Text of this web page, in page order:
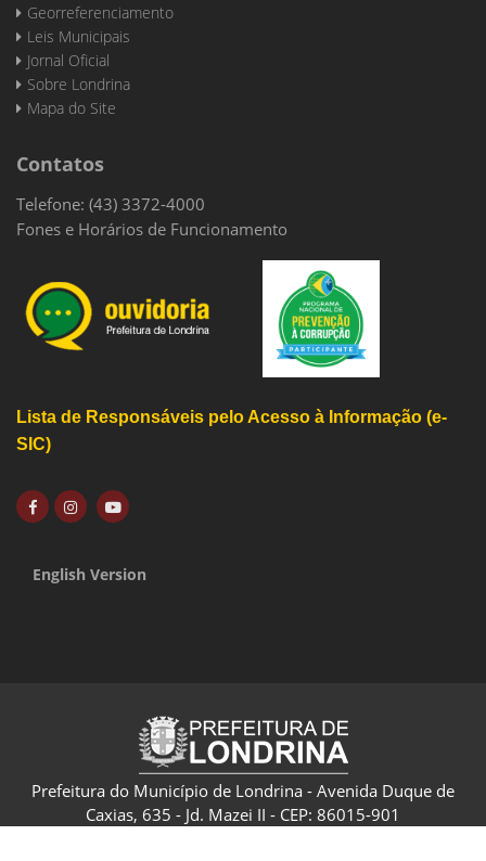
Georreferenciamento
Leis Municipais
Jornal Oficial
Sobre Londrina
Mapa do Site
Contatos
Telefone: (43) 3372-4000
Fones e Horários de Funcionamento
Lista de Responsáveis pelo Acesso à Informação (e-
SIC)
English Version
Prefeitura do Município de Londrina - Avenida Duque de
Caxias, 635 - Jd. Mazei II - CEP: 86015-901